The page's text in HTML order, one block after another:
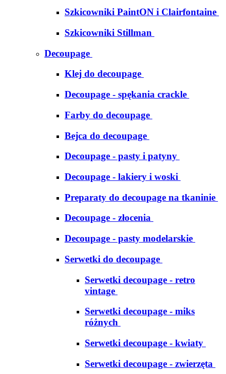
Szkicowniki PaintON i Clairfontaine
Szkicowniki Stillman
Decoupage
Klej do decoupage
Decoupage - spękania crackle
Farby do decoupage
Bejca do decoupage
Decoupage - pasty i patyny
Decoupage - lakiery i woski
Preparaty do decoupage na tkaninie
Decoupage - złocenia
Decoupage - pasty modelarskie
Serwetki do decoupage
Serwetki decoupage - retro
vintage
Serwetki decoupage - miks
różnych
Serwetki decoupage - kwiaty
Serwetki decoupage - zwierzęta